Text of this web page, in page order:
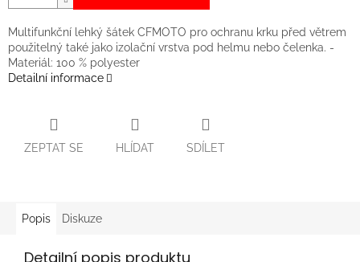
Multifunkční lehký šátek CFMOTO pro ochranu krku před větrem
použitelný také jako izolační vrstva pod helmu nebo čelenka. -
Materiál: 100 % polyester
Detailní informace
ZEPTAT SE HLÍDAT SDÍLET
Popis Diskuze
Detailní popis produktu